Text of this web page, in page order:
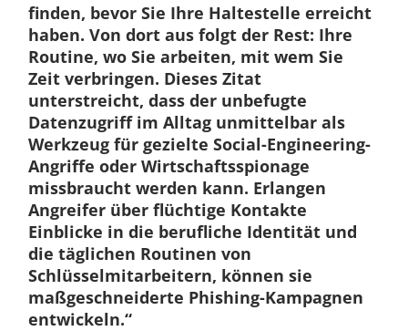
finden, bevor Sie Ihre Haltestelle erreicht
haben. Von dort aus folgt der Rest: Ihre
Routine, wo Sie arbeiten, mit wem Sie
Zeit verbringen. Dieses Zitat
unterstreicht, dass der unbefugte
Datenzugriff im Alltag unmittelbar als
Werkzeug für gezielte Social-Engineering-
Angriffe oder Wirtschaftsspionage
missbraucht werden kann. Erlangen
Angreifer über flüchtige Kontakte
Einblicke in die berufliche Identität und
die täglichen Routinen von
Schlüsselmitarbeitern, können sie
maßgeschneiderte Phishing-Kampagnen
entwickeln.“